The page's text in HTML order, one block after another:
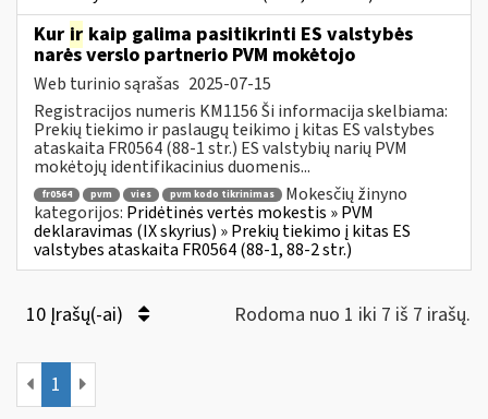
Kur ir kaip galima pasitikrinti ES valstybės
narės verslo partnerio PVM mokėtojo
Web turinio sąrašas 2025-07-15
Registracijos numeris KM1156 Ši informacija skelbiama:
Prekių tiekimo ir paslaugų teikimo į kitas ES valstybes
ataskaita FR0564 (88-1 str.) ES valstybių narių PVM
mokėtojų identifikacinius duomenis...
fr0564 pvm vies pvm kodo tikrinimas
Mokesčių žinyno
kategorijos: Pridėtinės vertės mokestis » PVM
deklaravimas (IX skyrius) » Prekių tiekimo į kitas ES
valstybes ataskaita FR0564 (88-1, 88-2 str.)
10 Įrašų(-ai) Rodoma nuo 1 iki 7 iš 7 irašų.
1